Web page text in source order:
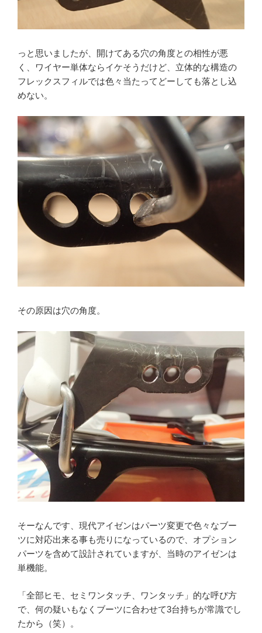
っと思いましたが、開けてある穴の角度との相性が悪
く、ワイヤー単体ならイケそうだけど、立体的な構造の
フレックスフィルでは色々当たってどーしても落とし込
めない。
その原因は穴の角度。
そーなんです、現代アイゼンはパーツ変更で色々なブー
ツに対応出来る事も売りになっているので、オプション
パーツを含めて設計されていますが、当時のアイゼンは
単機能。
「全部ヒモ、セミワンタッチ、ワンタッチ」的な呼び方
で、何の疑いもなくブーツに合わせて3台持ちが常識でし
たから（笑）。